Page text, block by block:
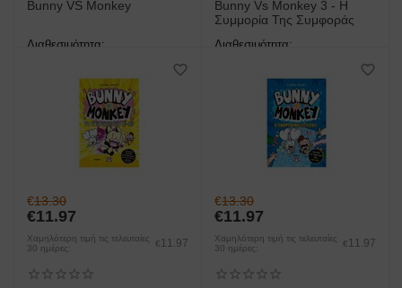
Bunny VS Monkey
Διαθεσιμότητα:
Bunny Vs Monkey 3 - Η
Συμμορία Της Συμφοράς
Διαθεσιμότητα:
€13.30
€11.97
Χαμηλότερη τιμή τις τελευταίες
30 ημέρες:
€ 11.97
€13.30
€11.97
Χαμηλότερη τιμή τις τελευταίες
30 ημέρες:
€ 11.97